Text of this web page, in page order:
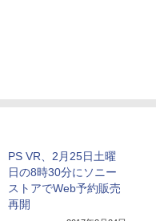
PS VR、2月25日土曜
日の8時30分にソニー
ストアでWeb予約販売
再開